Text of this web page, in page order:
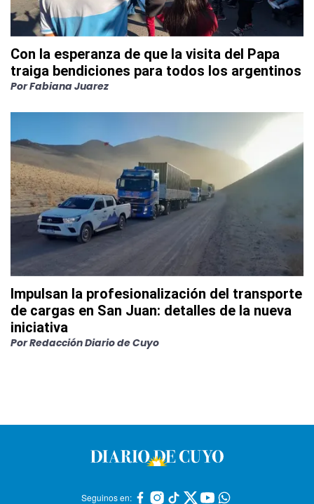
Con la esperanza de que la visita del Papa
traiga bendiciones para todos los argentinos
PorFabiana Juarez
Impulsan la profesionalización del transporte
de cargas en San Juan: detalles de la nueva
iniciativa
PorRedacción Diario de Cuyo
Seguinos en: